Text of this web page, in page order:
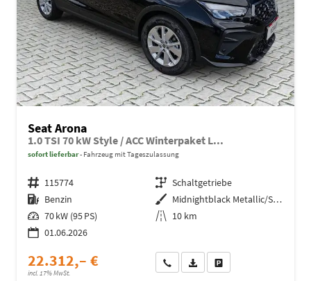
Seat Arona
1.0 TSI 70 kW Style / ACC Winterpaket L...
sofort lieferbar Fahrzeug mit Tageszulassung
Fahrzeugnr. 115774 Getriebe Schaltgetriebe
Kraftstoff Benzin Außenfarbe
Midnightblack Metallic/Schwarz
Leistung 70 kW (95 PS) Kilometerstand 10 km
01.06.2026
22.312,– €
incl. 17% MwSt.
Wir rufen Sie anFahrzeugexposé (PDF)